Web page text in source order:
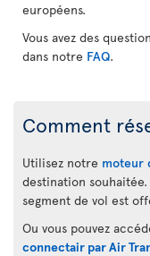
européens.
Vous avez des
dans notre FAQ.
Comment
Utilisez notre moteur
destination souhaitée.
segment de vol est
Ou vous pouvez
connectair par Air